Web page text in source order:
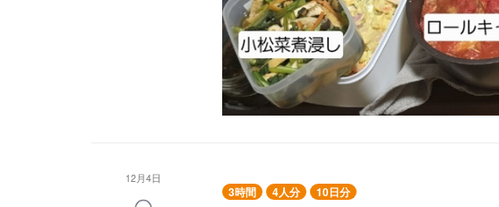
12月4日
3時間 4人分 10日分